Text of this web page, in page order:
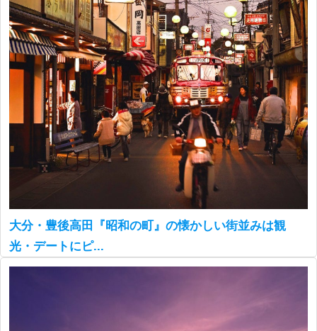
大分・豊後高田『昭和の町』の懐かしい街並みは観
光・デートにピ...